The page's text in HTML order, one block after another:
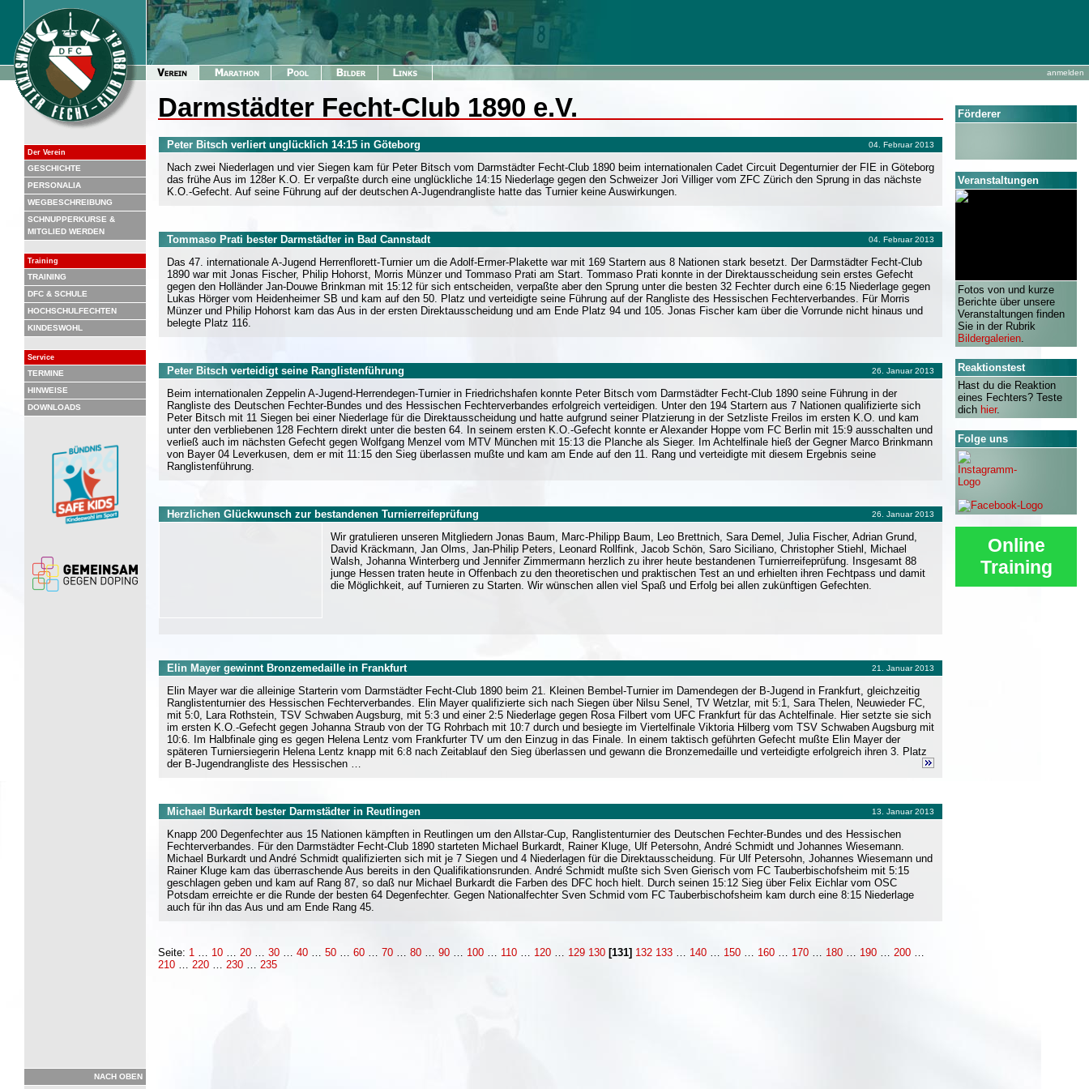
anmelden
Der Verein
GESCHICHTE
PERSONALIA
WEGBESCHREIBUNG
SCHNUPPERKURSE &
MITGLIED WERDEN
Training
TRAINING
DFC & SCHULE
HOCHSCHULFECHTEN
KINDESWOHL
Service
TERMINE
HINWEISE
DOWNLOADS
Darmstädter Fecht-Club 1890 e.V.
04. Februar 2013
Peter Bitsch verliert unglücklich 14:15 in Göteborg
Nach zwei Niederlagen und vier Siegen kam für Peter Bitsch vom Darmstädter Fecht-Club 1890 beim internationalen Cadet Circuit Degenturnier der FIE in Göteborg
das frühe Aus im 128er K.O. Er verpaßte durch eine unglückliche 14:15 Niederlage gegen den Schweizer Jori Villiger vom ZFC Zürich den Sprung in das nächste
K.O.-Gefecht. Auf seine Führung auf der deutschen A-Jugendrangliste hatte das Turnier keine Auswirkungen.
04. Februar 2013
Tommaso Prati bester Darmstädter in Bad Cannstadt
Das 47. internationale A-Jugend Herrenflorett-Turnier um die Adolf-Ermer-Plakette war mit 169 Startern aus 8 Nationen stark besetzt. Der Darmstädter Fecht-Club
1890 war mit Jonas Fischer, Philip Hohorst, Morris Münzer und Tommaso Prati am Start. Tommaso Prati konnte in der Direktausscheidung sein erstes Gefecht
gegen den Holländer Jan-Douwe Brinkman mit 15:12 für sich entscheiden, verpaßte aber den Sprung unter die besten 32 Fechter durch eine 6:15 Niederlage gegen
Lukas Hörger vom Heidenheimer SB und kam auf den 50. Platz und verteidigte seine Führung auf der Rangliste des Hessischen Fechterverbandes. Für Morris
Münzer und Philip Hohorst kam das Aus in der ersten Direktausscheidung und am Ende Platz 94 und 105. Jonas Fischer kam über die Vorrunde nicht hinaus und
belegte Platz 116.
26. Januar 2013
Peter Bitsch verteidigt seine Ranglistenführung
Beim internationalen Zeppelin A-Jugend-Herrendegen-Turnier in Friedrichshafen konnte Peter Bitsch vom Darmstädter Fecht-Club 1890 seine Führung in der
Rangliste des Deutschen Fechter-Bundes und des Hessischen Fechterverbandes erfolgreich verteidigen. Unter den 194 Startern aus 7 Nationen qualifizierte sich
Peter Bitsch mit 11 Siegen bei einer Niederlage für die Direktausscheidung und hatte aufgrund seiner Platzierung in der Setzliste Freilos im ersten K.O. und kam
unter den verbliebenen 128 Fechtern direkt unter die besten 64. In seinem ersten K.O.-Gefecht konnte er Alexander Hoppe vom FC Berlin mit 15:9 ausschalten und
verließ auch im nächsten Gefecht gegen Wolfgang Menzel vom MTV München mit 15:13 die Planche als Sieger. Im Achtelfinale hieß der Gegner Marco Brinkmann
von Bayer 04 Leverkusen, dem er mit 11:15 den Sieg überlassen mußte und kam am Ende auf den 11. Rang und verteidigte mit diesem Ergebnis seine
Ranglistenführung.
26. Januar 2013
Herzlichen Glückwunsch zur bestandenen Turnierreifeprüfung
Wir gratulieren unseren Mitgliedern Jonas Baum, Marc-Philipp Baum, Leo Brettnich, Sara Demel, Julia Fischer, Adrian Grund,
David Kräckmann, Jan Olms, Jan-Philip Peters, Leonard Rollfink, Jacob Schön, Saro Siciliano, Christopher Stiehl, Michael
Walsh, Johanna Winterberg und Jennifer Zimmermann herzlich zu ihrer heute bestandenen Turnierreifeprüfung. Insgesamt 88
junge Hessen traten heute in Offenbach zu den theoretischen und praktischen Test an und erhielten ihren Fechtpass und damit
die Möglichkeit, auf Turnieren zu Starten. Wir wünschen allen viel Spaß und Erfolg bei allen zukünftigen Gefechten.
21. Januar 2013
Elin Mayer gewinnt Bronzemedaille in Frankfurt
Elin Mayer war die alleinige Starterin vom Darmstädter Fecht-Club 1890 beim 21. Kleinen Bembel-Turnier im Damendegen der B-Jugend in Frankfurt, gleichzeitig
Ranglistenturnier des Hessischen Fechterverbandes. Elin Mayer qualifizierte sich nach Siegen über Nilsu Senel, TV Wetzlar, mit 5:1, Sara Thelen, Neuwieder FC,
mit 5:0, Lara Rothstein, TSV Schwaben Augsburg, mit 5:3 und einer 2:5 Niederlage gegen Rosa Filbert vom UFC Frankfurt für das Achtelfinale. Hier setzte sie sich
im ersten K.O.-Gefecht gegen Johanna Straub von der TG Rohrbach mit 10:7 durch und besiegte im Viertelfinale Viktoria Hilberg vom TSV Schwaben Augsburg mit
10:6. Im Halbfinale ging es gegen Helena Lentz vom Frankfurter TV um den Einzug in das Finale. In einem taktisch geführten Gefecht mußte Elin Mayer der
späteren Turniersiegerin Helena Lentz knapp mit 6:8 nach Zeitablauf den Sieg überlassen und gewann die Bronzemedaille und verteidigte erfolgreich ihren 3. Platz
der B-Jugendrangliste des Hessischen …
13. Januar 2013
Michael Burkardt bester Darmstädter in Reutlingen
Knapp 200 Degenfechter aus 15 Nationen kämpften in Reutlingen um den Allstar-Cup, Ranglistenturnier des Deutschen Fechter-Bundes und des Hessischen
Fechterverbandes. Für den Darmstädter Fecht-Club 1890 starteten Michael Burkardt, Rainer Kluge, Ulf Petersohn, André Schmidt und Johannes Wiesemann.
Michael Burkardt und André Schmidt qualifizierten sich mit je 7 Siegen und 4 Niederlagen für die Direktausscheidung. Für Ulf Petersohn, Johannes Wiesemann und
Rainer Kluge kam das überraschende Aus bereits in den Qualifikationsrunden. André Schmidt mußte sich Sven Gierisch vom FC Tauberbischofsheim mit 5:15
geschlagen geben und kam auf Rang 87, so daß nur Michael Burkardt die Farben des DFC hoch hielt. Durch seinen 15:12 Sieg über Felix Eichlar vom OSC
Potsdam erreichte er die Runde der besten 64 Degenfechter. Gegen Nationalfechter Sven Schmid vom FC Tauberbischofsheim kam durch eine 8:15 Niederlage
auch für ihn das Aus und am Ende Rang 45.
Seite: 1 … 10 … 20 … 30 … 40 … 50 … 60 … 70 … 80 … 90 … 100 … 110 … 120 … 129 130 [131] 132 133 … 140 … 150 … 160 … 170 … 180 … 190 … 200 …
210 … 220 … 230 … 235
Förderer
Veranstaltungen
Fotos von und kurze
Berichte über unsere
Veranstaltungen finden
Sie in der Rubrik
Bildergalerien.
Reaktionstest
Hast du die Reaktion
eines Fechters? Teste
dich hier.
Folge uns
Online
Training
NACH OBEN